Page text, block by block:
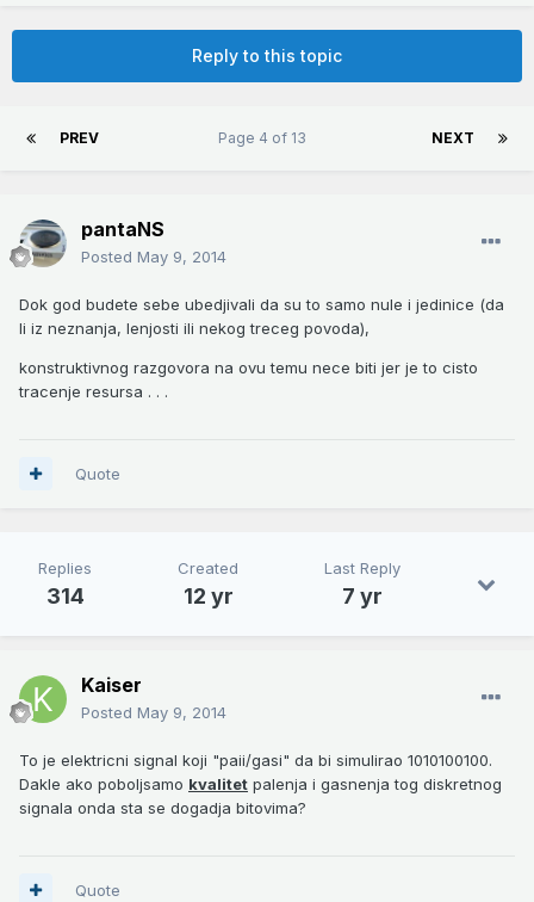
Reply to this topic
PREV NEXT
Page 4 of 13
pantaNS
Posted May 9, 2014
Dok god budete sebe ubedjivali da su to samo nule i jedinice (da
li iz neznanja, lenjosti ili nekog treceg povoda),
konstruktivnog razgovora na ovu temu nece biti jer je to cisto
tracenje resursa . . .
Quote
Replies
314
Created
12 yr
Last Reply
7 yr
Kaiser
Posted May 9, 2014
To je elektricni signal koji "paii/gasi" da bi simulirao 1010100100.
Dakle ako poboljsamo kvalitet palenja i gasnenja tog diskretnog
signala onda sta se dogadja bitovima?
Quote